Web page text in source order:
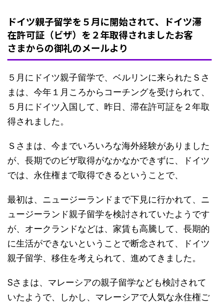
ドイツ親子留学を５月に開始されて、ドイツ滞
在許可証（ビザ）を２年取得されましたお客
さまからの御礼のメールより
５月にドイツ親子留学で、ベルリンに来られたＳさ
まは、今年１月ころからコーチングを受けられて、
５月にドイツ入国して、昨日、滞在許可証を２年取
得されました。
Ｓさまは、今までいろいろな海外経験がありました
が、長期でのビザ取得がなかなかできずに、ドイツ
では、永住権まで取得できるということで、
最初は、ニュージーランドまで下見に行かれて、ニ
ュージーランド親子留学を検討されていたようです
が、オークランドなどは、家賃も高騰して、長期的
に生活ができないということで断念されて、ドイツ
親子留学、移住を考えられて、進めてきました。
Sさまは、マレーシアの親子留学なども検討されて
いたようで、しかし、マレーシアで人気な永住権ご